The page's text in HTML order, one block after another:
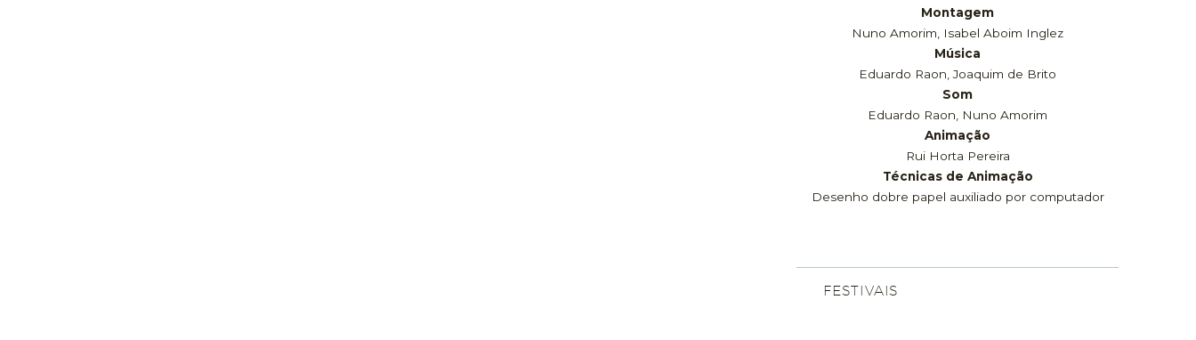
Montagem
Nuno Amorim, Isabel Aboim Inglez
Música
Eduardo Raon, Joaquim de Brito
Som
Eduardo Raon, Nuno Amorim
Animação
Rui Horta Pereira
Técnicas de Animação
Desenho dobre papel auxiliado por computador
FESTIVAIS